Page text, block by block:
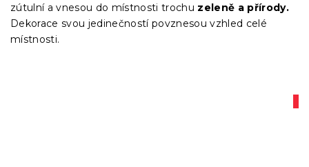
zútulní a vnesou do místnosti trochu zeleně a přírody.
Dekorace svou jedinečností povznesou vzhled celé
místnosti.